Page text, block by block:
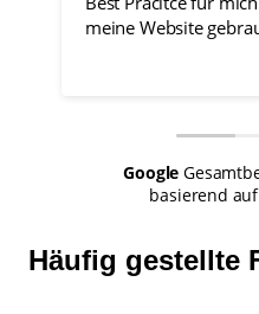
meine Website gebraucht
Google
basierend auf
Häufig gestellte